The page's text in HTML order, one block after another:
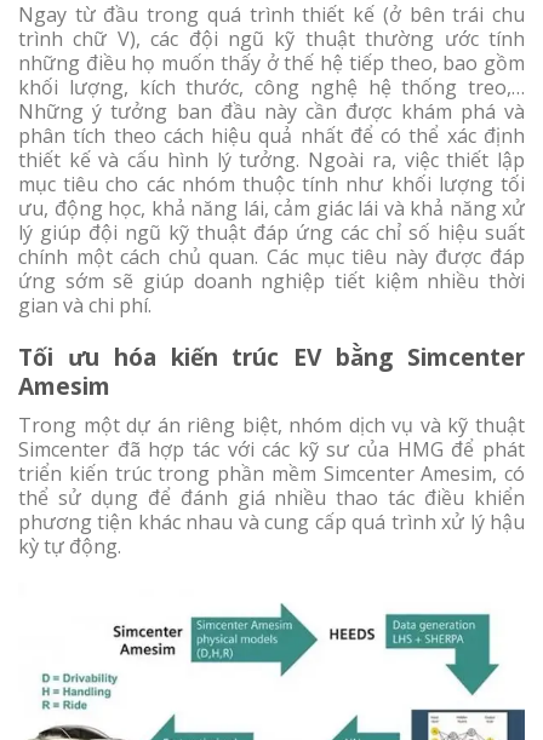
Ngay từ đầu trong quá trình thiết kế (ở bên trái chu
trình chữ V), các đội ngũ kỹ thuật thường ước tính
những điều họ muốn thấy ở thế hệ tiếp theo, bao gồm
khối lượng, kích thước, công nghệ hệ thống treo,…
Những ý tưởng ban đầu này cần được khám phá và
phân tích theo cách hiệu quả nhất để có thể xác định
thiết kế và cấu hình lý tưởng. Ngoài ra, việc thiết lập
mục tiêu cho các nhóm thuộc tính như khối lượng tối
ưu, động học, khả năng lái, cảm giác lái và khả năng xử
lý giúp đội ngũ kỹ thuật đáp ứng các chỉ số hiệu suất
chính một cách chủ quan. Các mục tiêu này được đáp
ứng sớm sẽ giúp doanh nghiệp tiết kiệm nhiều thời
gian và chi phí.
Tối ưu hóa kiến ​​trúc EV bằng Simcenter
Amesim
Trong một dự án riêng biệt, nhóm dịch vụ và kỹ thuật
Simcenter đã hợp tác với các kỹ sư của HMG để phát
triển kiến trúc trong phần mềm Simcenter Amesim, có
thể sử dụng để đánh giá nhiều thao tác điều khiển
phương tiện khác nhau và cung cấp quá trình xử lý hậu
kỳ tự động.